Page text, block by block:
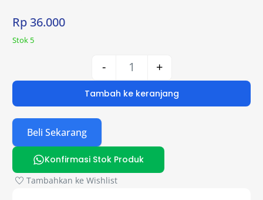
Rp36.000
Stok 5
- +
Tambah ke keranjang
Beli Sekarang
Konfirmasi Stok Produk
Tambahkan ke Wishlist